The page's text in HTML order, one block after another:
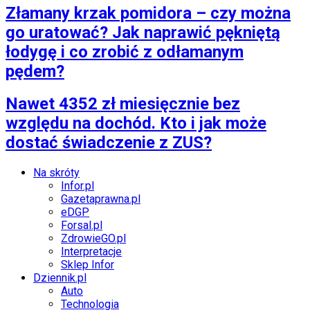
Złamany krzak pomidora – czy można
go uratować? Jak naprawić pękniętą
łodygę i co zrobić z odłamanym
pędem?
Nawet 4352 zł miesięcznie bez
względu na dochód. Kto i jak może
dostać świadczenie z ZUS?
Na skróty
Infor.pl
Gazetaprawna.pl
eDGP
Forsal.pl
ZdrowieGO.pl
Interpretacje
Sklep Infor
Dziennik.pl
Auto
Technologia